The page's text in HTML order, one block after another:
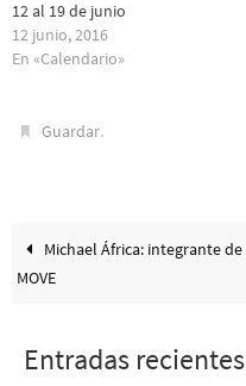
12 al 19 de junio
12 junio, 2016
En «Calendario»
Guardar.
Michael África: integrante de
MOVE
Entradas recientes